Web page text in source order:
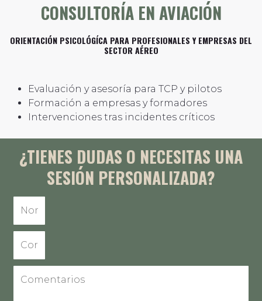
CONSULTORÍA EN AVIACIÓN
ORIENTACIÓN PSICOLÓGÍCA PARA PROFESIONALES Y EMPRESAS DEL
SECTOR AÉREO
Evaluación y asesoría para TCP y pilotos
Formación a empresas y formadores
Intervenciones tras incidentes críticos
¿TIENES DUDAS O NECESITAS UNA
SESIÓN PERSONALIZADA?